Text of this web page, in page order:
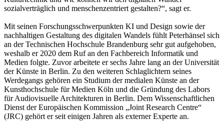
sozialverträglich und menschenzentriert gestalten?“, sagt er.
Mit seinen Forschungsschwerpunkten KI und Design sowie der
nachhaltigen Gestaltung des digitalen Wandels fühlt Peterhänsel sich
an der Technischen Hochschule Brandenburg sehr gut aufgehoben,
weshalb er 2020 dem Ruf an den Fachbereich Informatik und
Medien folgte. Zuvor arbeitete er sechs Jahre lang an der Universität
der Künste in Berlin. Zu den weiteren Schlaglichtern seines
Werdegangs gehören ein Studium der medialen Künste an der
Kunsthochschule für Medien Köln und die Gründung des Labors
für Audiovisuelle Architekturen in Berlin. Dem Wissenschaftlichen
Dienst der Europäischen Kommission „Joint Research Centre“
(JRC) gehört er seit einigen Jahren als externer Experte an.